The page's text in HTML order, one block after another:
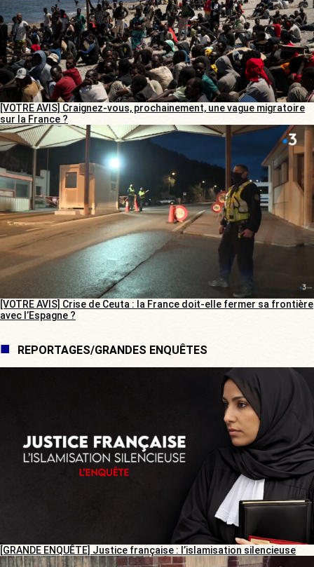
[VOTRE AVIS] Craignez-vous, prochainement, une vague migratoire
sur la France ?
[VOTRE AVIS] Crise de Ceuta : la France doit-elle fermer sa frontière
avec l’Espagne ?
REPORTAGES/GRANDES ENQUÊTES
[GRANDE ENQUÊTE] Justice française : l’islamisation silencieuse